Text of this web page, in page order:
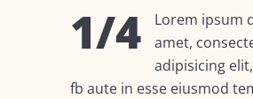
1/4
Lorem ipsum
amet,
adipisicing
fb aute in esse eiusmod